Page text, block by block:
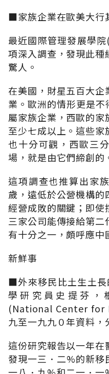
■家族企業在歐美大行
最近國際管理發展學
項深入調查，發現此
驚人。
在美國，財星五百大
業。歐洲的情形更是
屬家族企業，西歐的
至少七成以上。這些
也十分可觀，西歐三
場，就是由它們締創的
這項調查也推算出家
歲，遠低於公營機構
經營成敗的關鍵；即
三家公司能傳接給第
有十分之一，頗呼應中
新鮮事
■外來移民比土生土長
學研究員史提芬，
(National Center for
九至一九九０年資料，
這份研究報告以一年在
發現一三．二%的新移